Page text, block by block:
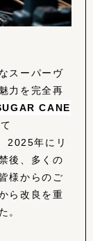
スーパーヴ
力を完全再
CANE
2025年にリ
後、多くの
様からのご
ら改良を重
。